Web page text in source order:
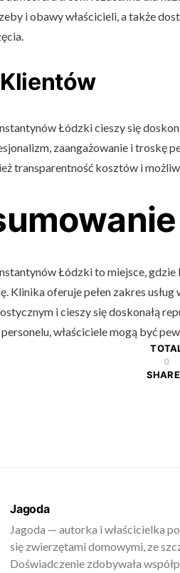
i obawy właścicieli, a także
Łódzki cieszy się
zaangażowanie i troskę
transparentność kosztów i
Łódzki to miejsce,
Klinika oferuje pełen zakres
i cieszy się doskonałą
właściciele mogą być
0
Jagoda
Jagoda — autorka i właścicielka
się zwierzętami domowymi, ze
Doświadczenie zdobywała